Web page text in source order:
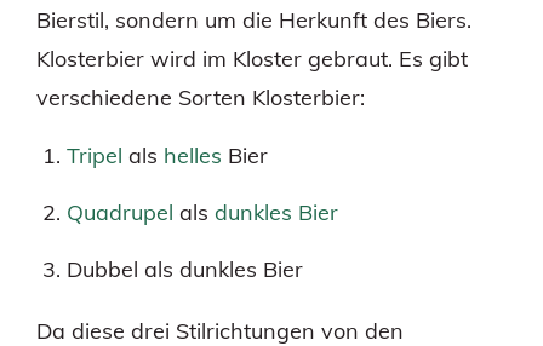
Bierstil, sondern um die Herkunft des Biers.
Klosterbier wird im Kloster gebraut. Es gibt
verschiedene Sorten Klosterbier:
Tripel als helles Bier
Quadrupel als dunkles Bier
Dubbel als dunkles Bier
Da diese drei Stilrichtungen von den